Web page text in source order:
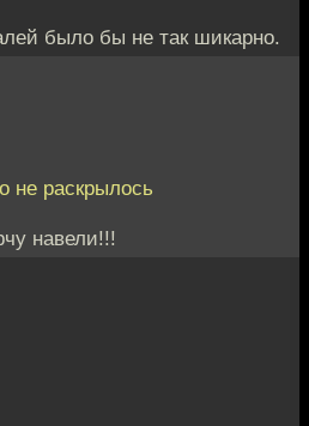
было бы не так шикарно.
не раскрылось
навели!!!